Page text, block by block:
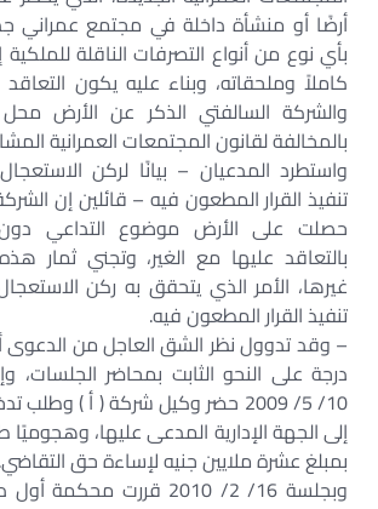
أرضًا أو منشأة داخلة في مجتمع عمراني
بأي نوع من أنواع التصرفات الناقلة للملكية
كاملاً وملحقاته، وبناء عليه يكون التعاقد
والشركة السالفتي الذكر عن الأرض
بالمخالفة لقانون المجتمعات العمرانية
واستطرد المدعيان – بيانًا لركن
تنفيذ القرار المطعون فيه – قائلين إن
حصلت على الأرض موضوع التداعي
بالتعاقد عليها مع الغير، وتجني ثمار
غيرها، الأمر الذي يتحقق به ركن
تنفيذ القرار المطعون فيه.
– وقد تدوول نظر الشق العاجل من
درجة على النحو الثابت بمحاضر الجلسات،
10/ 5/ 2009 حضر وكيل شركة ( أ )
إلى الجهة الإدارية المدعى عليها، وهجوميًا
بمبلغ عشرة ملايين جنيه لإساءة حق التقاضي.
وبجلسة 16/ 2/ 2010 قررت